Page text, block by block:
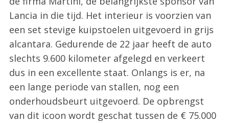
Lancia in die tijd. Het interieur is voorzien van
een set stevige kuipstoelen uitgevoerd in grijs
alcantara. Gedurende de 22 jaar heeft de auto
slechts 9.600 kilometer afgelegd en verkeert
dus in een excellente staat. Onlangs is er, na
een lange periode van stallen, nog een
onderhoudsbeurt uitgevoerd. De opbrengst
van dit icoon wordt geschat tussen de € 75.000